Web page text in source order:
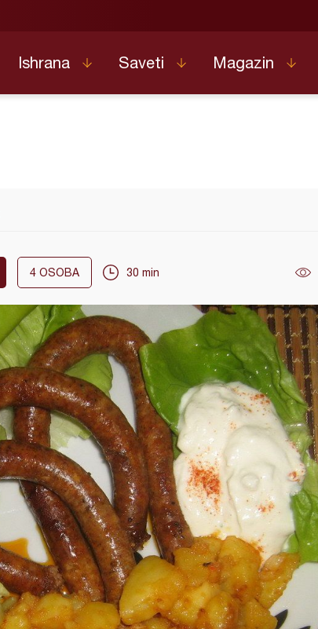
Ishrana Saveti Magazin
4 OSOBA 30 min